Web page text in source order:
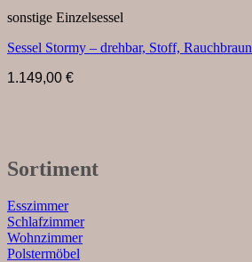
sonstige Einzelsessel
Sessel Stormy – drehbar, Stoff, Rauchbraun
1.149,00 €
Sortiment
Esszimmer
Schlafzimmer
Wohnzimmer
Polstermöbel